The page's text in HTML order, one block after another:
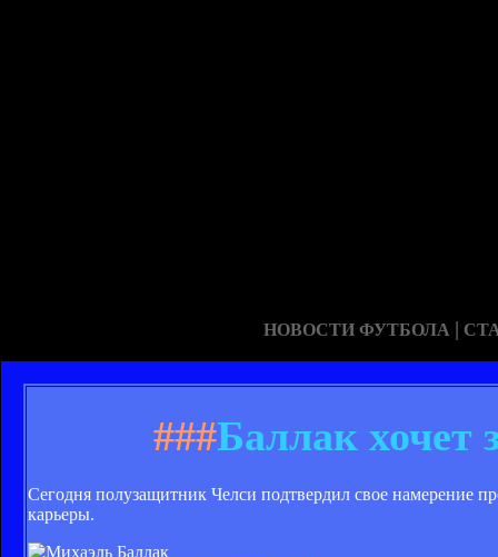
НОВОСТИ ФУТБОЛА |
###Баллак хочет
Сегодня полузащитник Челси подтвердил свое намерение
карьеры.